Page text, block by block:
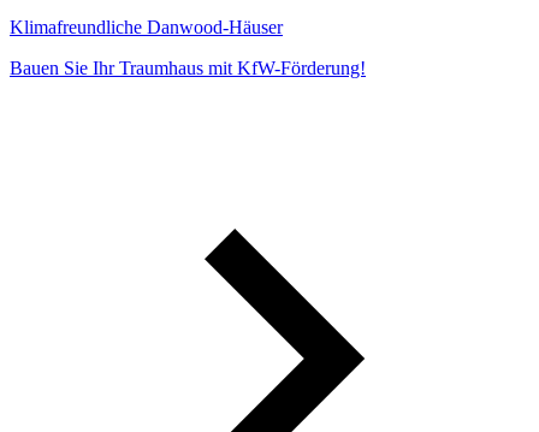
Klimafreundliche Danwood-Häuser
Bauen Sie Ihr Traumhaus mit KfW-Förderung!